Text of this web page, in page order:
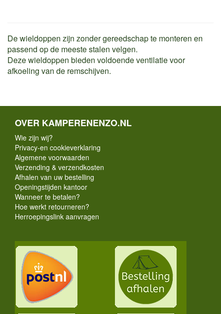
De wieldoppen zijn zonder gereedschap te monteren en
passend op de meeste stalen velgen.
Deze wieldoppen bieden voldoende ventilatie voor
afkoeling van de remschijven.
OVER KAMPERENENZO.NL
Wie zijn wij?
Privacy-en cookieverklaring
Algemene voorwaarden
Verzending & verzendkosten
Afhalen van uw bestelling
Openingstijden kantoor
Wanneer te betalen?
Hoe werkt retourneren?
Herroepingslink aanvragen